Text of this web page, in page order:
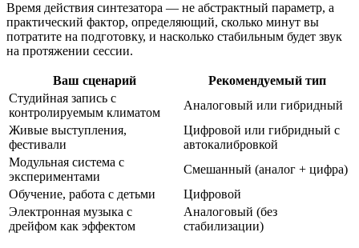
Время действия синтезатора — не абстрактный параметр, а
практический фактор, определяющий, сколько минут вы
потратите на подготовку, и насколько стабильным будет звук
на протяжении сессии.
Ваш сценарий
Рекомендуемый тип
Студийная запись с
контролируемым климатом
Аналоговый или гибридный
Живые выступления,
фестивали
Цифровой или гибридный с
автокалибровкой
Модульная система с
экспериментами
Смешанный (аналог + цифра)
Обучение, работа с детьми
Цифровой
Электронная музыка с
дрейфом как эффектом
Аналоговый (без
стабилизации)